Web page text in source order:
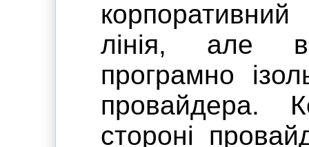
лінія, але
програмно
провайдера.
стороні